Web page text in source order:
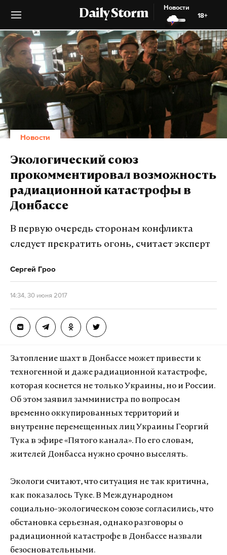
Daily Storm
Новости
18+
Новости
Экологический союз
прокомментировал возможность
радиационной катастрофы в
Донбассе
В первую очередь сторонам конфликта
следует прекратить огонь, считает эксперт
Сергей Гроо
14:34, 30 июня 2017
Затопление шахт в Донбассе может привести к
техногенной и даже радиационной катастрофе,
которая коснется не только Украины, но и России.
Об этом заявил замминистра по вопросам
временно оккупированных территорий и
внутренне перемещенных лиц Украины Георгий
Тука в эфире «Пятого канала». По его словам,
жителей Донбасса нужно срочно выселять.
Экологи считают, что ситуация не так критична,
как показалось Туке. В Международном
социально-экологическом союзе согласились, что
обстановка серьезная, однако разговоры о
радиационной катастрофе в Донбассе назвали
безосновательными.